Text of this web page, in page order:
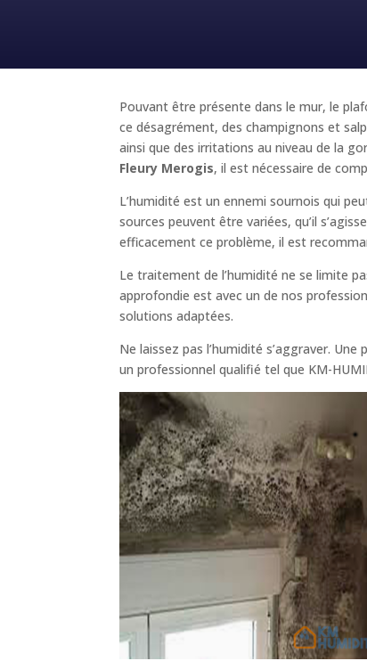
Pouvant être présente dans le mur, le
ce désagrément, des champignons et
ainsi que des irritations au niveau de la
Fleury Merogis, il est nécessaire de
L’humidité est un ennemi sournois qui
sources peuvent être variées, qu’il
efficacement ce problème, il est
Le traitement de l’humidité ne se limite
approfondie est avec un de nos
solutions adaptées.
Ne laissez pas l’humidité s’aggraver.
un professionnel qualifié tel que KM-